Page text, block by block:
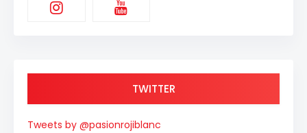
TWITTER
Tweets by @pasionrojiblanc